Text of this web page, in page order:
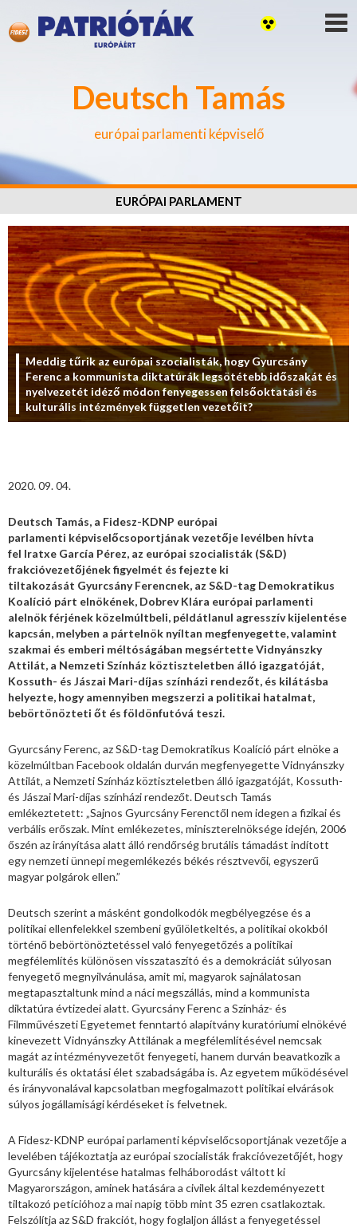
Deutsch Tamás
európai parlamenti képviselő
EURÓPAI PARLAMENT
Meddig tűrik az európai szocialisták, hogy Gyurcsány
Ferenc a kommunista diktatúrák legsötétebb időszakát és
nyelvezetét idéző módon fenyegessen felsőoktatási és
kulturális intézmények független vezetőit?
2020. 09. 04.
Deutsch Tamás, a Fidesz-KDNP európai
parlamenti képviselőcsoportjának vezetője levélben hívta
fel Iratxe García Pérez, az európai szocialisták (S&D)
frakcióvezetőjének figyelmét és fejezte ki
tiltakozását Gyurcsány Ferencnek, az S&D-tag Demokratikus
Koalíció párt elnökének, Dobrev Klára európai parlamenti
alelnök férjének közelmúltbeli, példátlanul agresszív kijelentése
kapcsán, melyben a pártelnök nyíltan megfenyegette, valamint
szakmai és emberi méltóságában megsértette Vidnyánszky
Attilát, a Nemzeti Színház köztiszteletben álló igazgatóját,
Kossuth- és Jászai Mari-díjas színházi rendezőt, és kilátásba
helyezte, hogy amennyiben megszerzi a politikai hatalmat,
bebörtönözteti őt és földönfutóvá teszi.
Gyurcsány Ferenc, az S&D-tag Demokratikus Koalíció párt elnöke a
közelmúltban Facebook oldalán durván megfenyegette Vidnyánszky
Attilát, a Nemzeti Színház köztiszteletben álló igazgatóját, Kossuth-
és Jászai Mari-díjas színházi rendezőt. Deutsch Tamás
emlékeztetett: „Sajnos Gyurcsány Ferenctől nem idegen a fizikai és
verbális erőszak. Mint emlékezetes, miniszterelnöksége idején, 2006
őszén az irányítása alatt álló rendőrség brutális támadást indított
egy nemzeti ünnepi megemlékezés békés résztvevői, egyszerű
magyar polgárok ellen.”
Deutsch szerint a másként gondolkodók megbélyegzése és a
politikai ellenfelekkel szembeni gyűlöletkeltés, a politikai okokból
történő bebörtönöztetéssel való fenyegetőzés a politikai
megfélemlítés különösen visszataszító és a demokráciát súlyosan
fenyegető megnyilvánulása, amit mi, magyarok sajnálatosan
megtapasztaltunk mind a náci megszállás, mind a kommunista
diktatúra évtizedei alatt. Gyurcsány Ferenc a Színház- és
Filmművészeti Egyetemet fenntartó alapítvány kuratóriumi elnökévé
kinevezett Vidnyánszky Attilának a megfélemlítésével nemcsak
magát az intézményvezetőt fenyegeti, hanem durván beavatkozik a
kulturális és oktatási élet szabadságába is. Az egyetem működésével
és irányvonalával kapcsolatban megfogalmazott politikai elvárások
súlyos jogállamisági kérdéseket is felvetnek.
A Fidesz-KDNP európai parlamenti képviselőcsoportjának vezetője a
levelében tájékoztatja az európai szocialisták frakcióvezetőjét, hogy
Gyurcsány kijelentése hatalmas felháborodást váltott ki
Magyarországon, aminek hatására a civilek által kezdeményezett
tiltakozó petícióhoz a mai napig több mint 35 ezren csatlakoztak.
Felszólítja az S&D frakciót, hogy foglaljon állást a fenyegetéssel